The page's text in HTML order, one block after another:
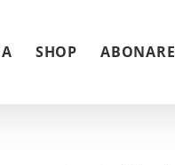
SHOP ABONARE